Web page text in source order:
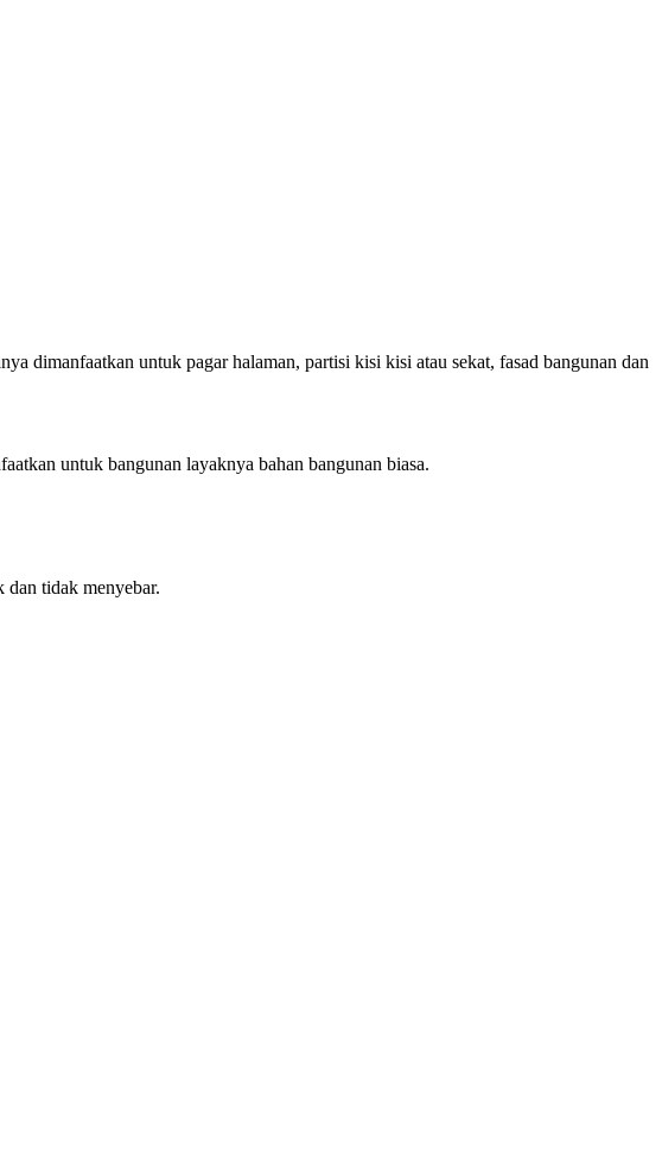
dimanfaatkan untuk pagar halaman, partisi kisi kisi atau sekat, fasad bangunan dan
untuk bangunan layaknya bahan bangunan biasa.
tidak menyebar.